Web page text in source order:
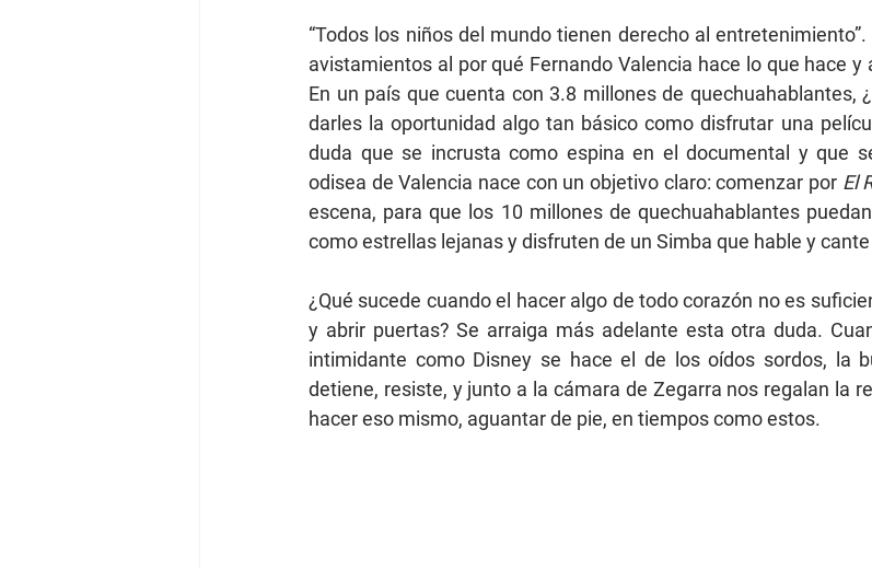
“Todos los niños del mundo tienen derecho al
avistamientos al por qué Fernando Valencia hace lo que hace y
En un país que cuenta con 3.8 millones de quechuahablantes,
darles la oportunidad algo tan básico como disfrutar una
duda que se incrusta como espina en el documental y que
odisea de Valencia nace con un objetivo claro: comenzar por El
escena, para que los 10 millones de quechuahablantes
como estrellas lejanas y disfruten de un Simba que hable y
¿Qué sucede cuando el hacer algo de todo corazón no es
y abrir puertas? Se arraiga más adelante esta otra duda.
intimidante como Disney se hace el de los oídos sordos, la
detiene, resiste, y junto a la cámara de Zegarra nos regalan la
hacer eso mismo, aguantar de pie, en tiempos como estos.